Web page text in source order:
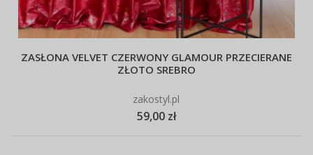
ZASŁONA VELVET CZERWONY GLAMOUR PRZECIERANE
ZŁOTO SREBRO
zakostyl.pl
59,00 zł